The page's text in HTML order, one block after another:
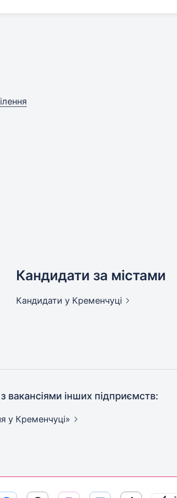
Кандидати за містами
Кандидати у Кременчуці
вакансіями інших підприємств:
у Кременчуці»